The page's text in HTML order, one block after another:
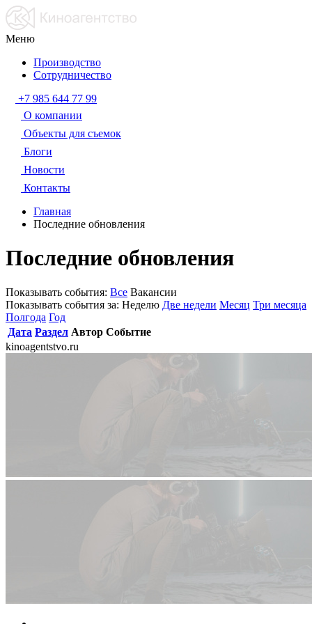
Меню
Производство
Сотрудничество
+7 985 644 77 99
О компании
Объекты для съемок
Блоги
Новости
Контакты
Главная
Последние обновления
Последние обновления
Показывать события: Все Вакансии
Показывать события за: Неделю Две недели Месяц Три месяца
Полгода Год
Дата Раздел Автор Событие
kinoagentstvo.ru